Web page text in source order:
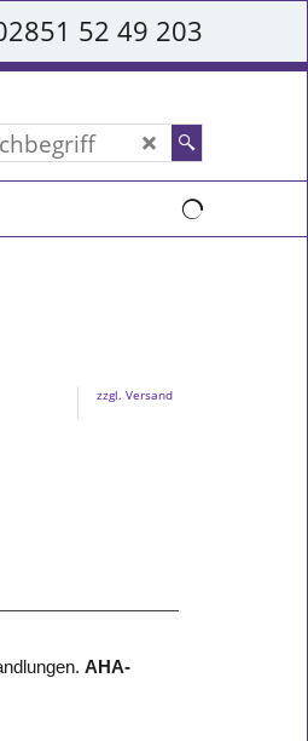
52 49 203
zzgl. Versand
AHA-